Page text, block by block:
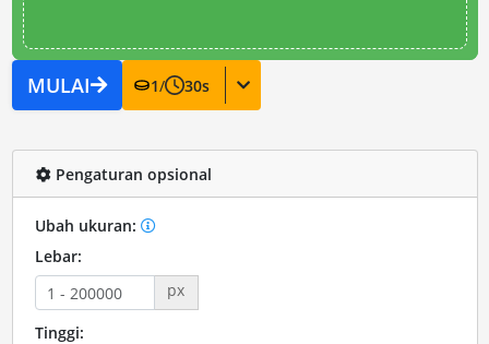
MULAI 1/ 30s
Pengaturan opsional
Ubah ukuran:
Lebar:
px
Tinggi: